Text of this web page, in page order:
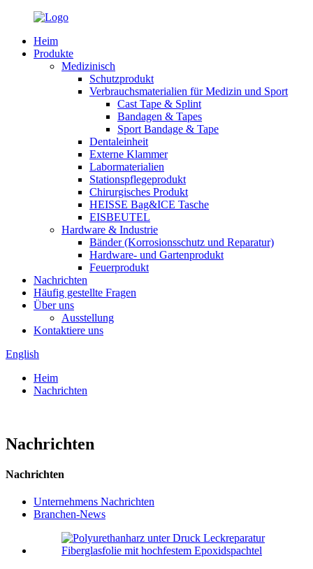
Heim
Produkte
Medizinisch
Schutzprodukt
Verbrauchsmaterialien für Medizin und Sport
Cast Tape & Splint
Bandagen & Tapes
Sport Bandage & Tape
Dentaleinheit
Externe Klammer
Labormaterialien
Stationspflegeprodukt
Chirurgisches Produkt
HEISSE Bag&ICE Tasche
EISBEUTEL
Hardware & Industrie
Bänder (Korrosionsschutz und Reparatur)
Hardware- und Gartenprodukt
Feuerprodukt
Nachrichten
Häufig gestellte Fragen
Über uns
Ausstellung
Kontaktiere uns
English
Heim
Nachrichten
Nachrichten
Nachrichten
Unternehmens Nachrichten
Branchen-News